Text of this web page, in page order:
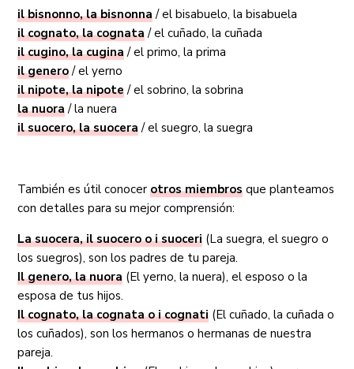
il bisnonno, la bisnonna/ el bisabuelo, la bisabuela
il cognato, la cognata/ el cuñado, la cuñada
il cugino, la cugina/ el primo, la prima
il genero/ el yerno
il nipote, la nipote/ el sobrino, la sobrina
la nuora/ la nuera
il suocero, la suocera/ el suegro, la suegra
También es útil conocerotros miembros que planteamos
con detalles para su mejor comprensión:
La suocera, il suocero o i suoceri (La suegra, el suegro o
los suegros), son los padres de tu pareja.
Il genero, la nuora (El yerno, la nuera), el esposo o la
esposa de tus hijos.
Il cognato, la cognata o i cognati (El cuñado, la cuñada o
los cuñados), son los hermanos o hermanas de nuestra
pareja.